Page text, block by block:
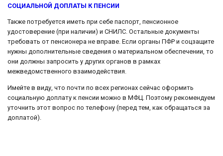
СОЦИАЛЬНОЙ ДОПЛАТЫ К ПЕНСИИ
Также потребуется иметь при себе паспорт, пенсионное
удостоверение (при наличии) и СНИЛС. Остальные документы
требовать от пенсионера не вправе. Если органы ПФР и соцзащите
нужны дополнительные сведения о материальном обеспечении, то
они должны запросить у других органов в рамках
межведомственного взаимодействия.
Имейте в виду, что почти по всех регионах сейчас оформить
социальную доплату к пенсии можно в МФЦ. Поэтому рекомендуем
уточнить этот вопрос по телефону (перед тем, как обращаться за
доплатой).